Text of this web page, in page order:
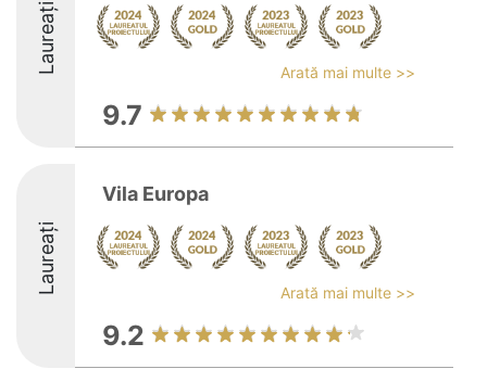
Laureați Arată mai multe >>
9.7
Laureați
Vila Europa
Arată mai multe >>
9.2